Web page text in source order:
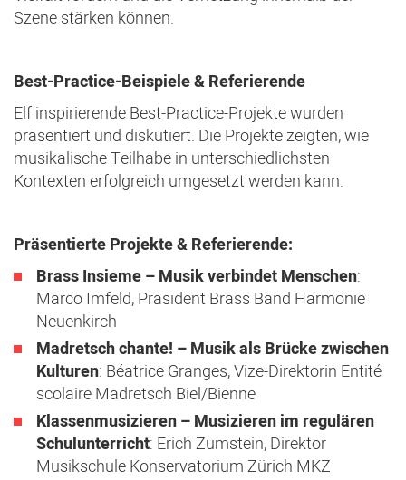
Szene stärken können.
Best-Practice-Beispiele & Referierende
Elf inspirierende Best-Practice-Projekte wurden
präsentiert und diskutiert. Die Projekte zeigten, wie
musikalische Teilhabe in unterschiedlichsten
Kontexten erfolgreich umgesetzt werden kann.
Präsentierte Projekte & Referierende:
Brass Insieme – Musik verbindet Menschen:
Marco Imfeld, Präsident Brass Band Harmonie
Neuenkirch
Madretsch chante! – Musik als Brücke zwischen
Kulturen: Béatrice Granges, Vize-Direktorin Entité
scolaire Madretsch Biel/Bienne
Klassenmusizieren – Musizieren im regulären
Schulunterricht: Erich Zumstein, Direktor
Musikschule Konservatorium Zürich MKZ